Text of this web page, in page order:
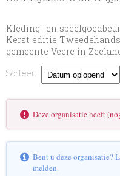
Kleding- en
Kerst editie
gemeente Veere in
Sorteer:
Deze organisatie heeft
Bent u deze organisatie?
melden.